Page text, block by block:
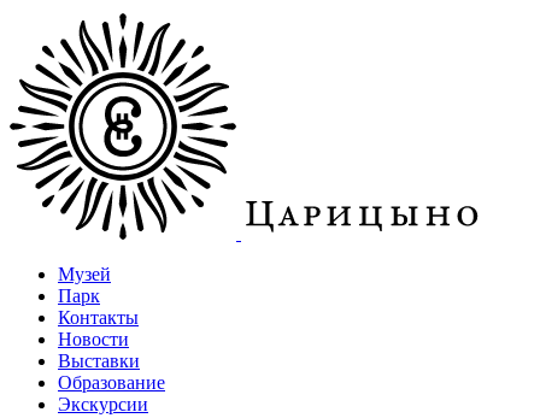
Музей
Парк
Контакты
Новости
Выставки
Образование
Экскурсии